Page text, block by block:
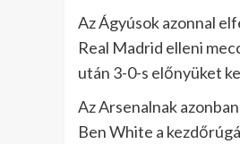
Az Ágyúsok azonnal
Real Madrid elleni
után 3-0-s előnyüket
Az Arsenalnak
Ben White a